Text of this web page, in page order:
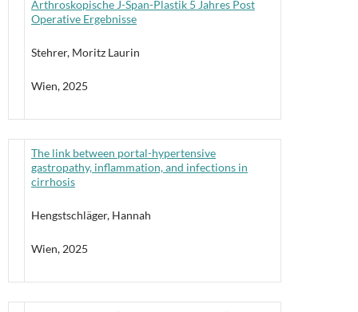
Arthroskopische J-Span-Plastik 5 Jahres Post
Operative Ergebnisse
Stehrer, Moritz Laurin
Wien, 2025
The link between portal-hypertensive
gastropathy, inflammation, and infections in
cirrhosis
Hengstschläger, Hannah
Wien, 2025